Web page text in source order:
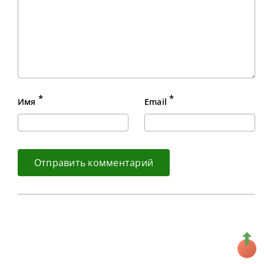
Имя * Email *